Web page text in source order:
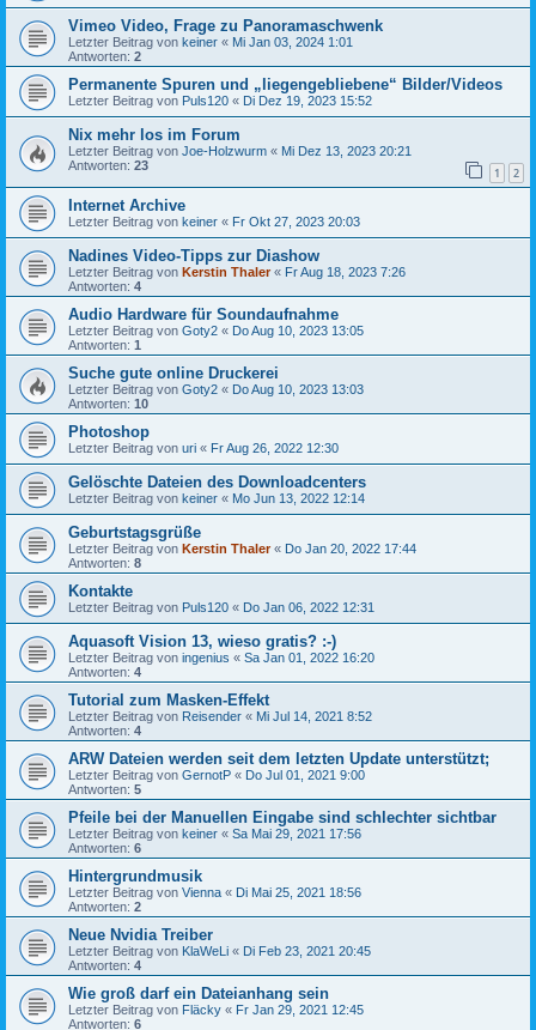
Vimeo Video, Frage zu Panoramaschwenk
Letzter Beitrag von keiner « Mi Jan 03, 2024 1:01
Antworten: 2
Permanente Spuren und „liegengebliebene“ Bilder/Videos
Letzter Beitrag von Puls120 « Di Dez 19, 2023 15:52
Nix mehr los im Forum
Letzter Beitrag von Joe-Holzwurm « Mi Dez 13, 2023 20:21
Antworten: 23 1 2
Internet Archive
Letzter Beitrag von keiner « Fr Okt 27, 2023 20:03
Nadines Video-Tipps zur Diashow
Letzter Beitrag von Kerstin Thaler« Fr Aug 18, 2023 7:26
Antworten: 4
Audio Hardware für Soundaufnahme
Letzter Beitrag von Goty2 « Do Aug 10, 2023 13:05
Antworten: 1
Suche gute online Druckerei
Letzter Beitrag von Goty2 « Do Aug 10, 2023 13:03
Antworten: 10
Photoshop
Letzter Beitrag von uri « Fr Aug 26, 2022 12:30
Gelöschte Dateien des Downloadcenters
Letzter Beitrag von keiner « Mo Jun 13, 2022 12:14
Geburtstagsgrüße
Letzter Beitrag von Kerstin Thaler« Do Jan 20, 2022 17:44
Antworten: 8
Kontakte
Letzter Beitrag von Puls120 « Do Jan 06, 2022 12:31
Aquasoft Vision 13, wieso gratis? :-)
Letzter Beitrag von ingenius « Sa Jan 01, 2022 16:20
Antworten: 4
Tutorial zum Masken-Effekt
Letzter Beitrag von Reisender « Mi Jul 14, 2021 8:52
Antworten: 4
ARW Dateien werden seit dem letzten Update unterstützt;
Letzter Beitrag von GernotP « Do Jul 01, 2021 9:00
Antworten: 5
Pfeile bei der Manuellen Eingabe sind schlechter sichtbar
Letzter Beitrag von keiner « Sa Mai 29, 2021 17:56
Antworten: 6
Hintergrundmusik
Letzter Beitrag von Vienna « Di Mai 25, 2021 18:56
Antworten: 2
Neue Nvidia Treiber
Letzter Beitrag von KlaWeLi « Di Feb 23, 2021 20:45
Antworten: 4
Wie groß darf ein Dateianhang sein
Letzter Beitrag von Fläcky « Fr Jan 29, 2021 12:45
Antworten: 6